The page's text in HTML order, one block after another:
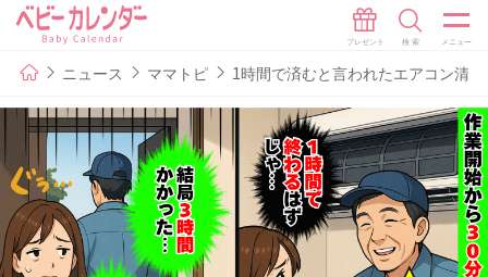
ニュース ママトピ 1時間で済むと言われたエアコン清